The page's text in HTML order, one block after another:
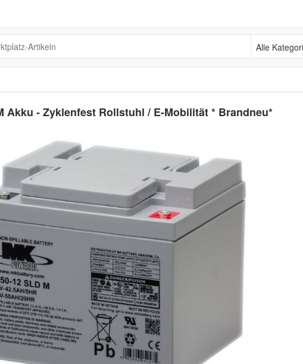
Alle Kategorien
Akku - Zyklenfest Rollstuhl / E-Mobilität * Brandneu*